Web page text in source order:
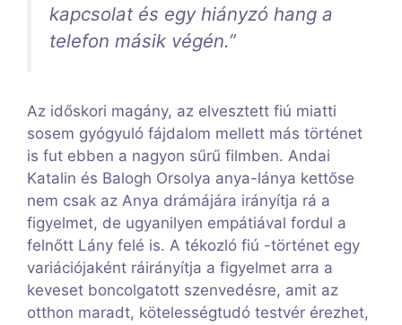
kapcsolat és egy hiányzó hang a
telefon másik végén.”
Az időskori magány, az elvesztett fiú miatti
sosem gyógyuló fájdalom mellett más történet
is fut ebben a nagyon sűrű filmben. Andai
Katalin és Balogh Orsolya anya-lánya kettőse
nem csak az Anya drámájára irányítja rá a
figyelmet, de ugyanilyen empátiával fordul a
felnőtt Lány felé is. A tékozló fiú -történet egy
variációjaként ráirányítja a figyelmet arra a
keveset boncolgatott szenvedésre, amit az
otthon maradt, kötelességtudó testvér érezhet,